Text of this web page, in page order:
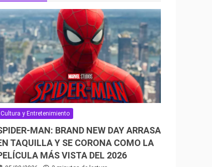
Cultura y Entretenimiento
MAN: BRAND NEW DAY ARRASA
TAQUILLA Y SE CORONA COMO LA
MÁS VISTA DEL 2026